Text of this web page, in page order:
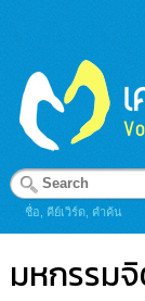
ชื่อ, คีย์เวิร์ด, คำค้น
มหกรรม